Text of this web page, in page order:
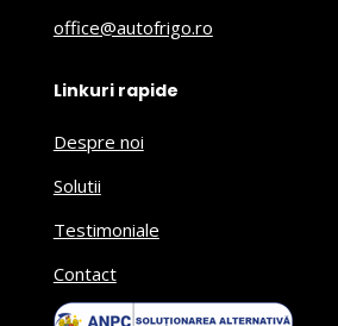
office@autofrigo.ro
Linkuri rapide
Despre noi
Solutii
Testimoniale
Contact